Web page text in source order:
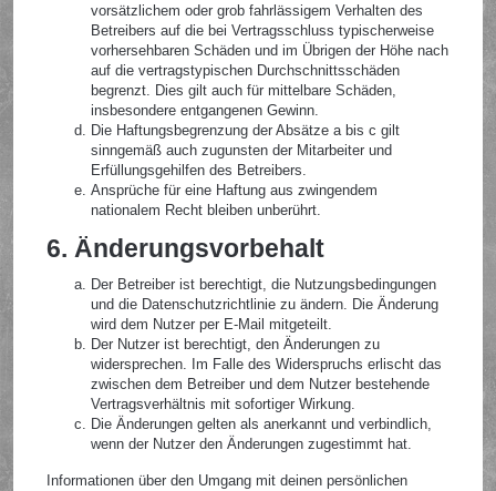
vorsätzlichem oder grob fahrlässigem Verhalten des
Betreibers auf die bei Vertragsschluss typischerweise
vorhersehbaren Schäden und im Übrigen der Höhe nach
auf die vertragstypischen Durchschnittsschäden
begrenzt. Dies gilt auch für mittelbare Schäden,
insbesondere entgangenen Gewinn.
Die Haftungsbegrenzung der Absätze a bis c gilt
sinngemäß auch zugunsten der Mitarbeiter und
Erfüllungsgehilfen des Betreibers.
Ansprüche für eine Haftung aus zwingendem
nationalem Recht bleiben unberührt.
6. Änderungsvorbehalt
Der Betreiber ist berechtigt, die Nutzungsbedingungen
und die Datenschutzrichtlinie zu ändern. Die Änderung
wird dem Nutzer per E-Mail mitgeteilt.
Der Nutzer ist berechtigt, den Änderungen zu
widersprechen. Im Falle des Widerspruchs erlischt das
zwischen dem Betreiber und dem Nutzer bestehende
Vertragsverhältnis mit sofortiger Wirkung.
Die Änderungen gelten als anerkannt und verbindlich,
wenn der Nutzer den Änderungen zugestimmt hat.
Informationen über den Umgang mit deinen persönlichen